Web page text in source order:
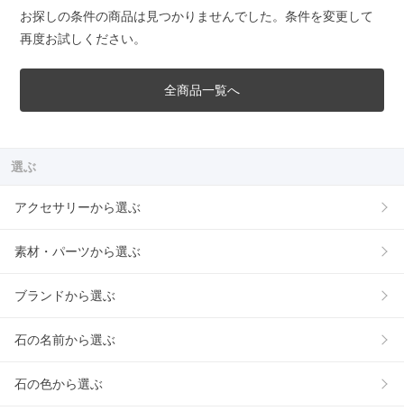
お探しの条件の商品は見つかりませんでした。条件を変更して
再度お試しください。
全商品一覧へ
選ぶ
アクセサリーから選ぶ
素材・パーツから選ぶ
ブランドから選ぶ
石の名前から選ぶ
石の色から選ぶ